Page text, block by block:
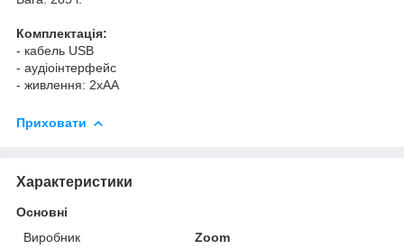
Комплектація:
- кабель USB
- аудіоінтерфейс
- живлення: 2xAA
Приховати
Характеристики
Основні
Виробник
Zoom